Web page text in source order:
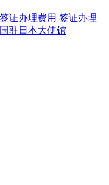
签证办理费用 签证办理
驻日本大使馆